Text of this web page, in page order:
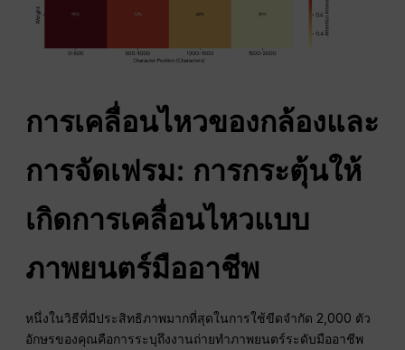
การเคลื่อนไหวของกล้องและ
การจัดเฟรม: การกระตุ้นให้
เกิดการเคลื่อนไหวแบบ
ภาพยนตร์มืออาชีพ
หนึ่งในวิธีที่มีประสิทธิภาพมากที่สุดในการใช้ขีดจำกัด 2,000 ตัว
อักษรของคุณคือการระบุถึงงานถ่ายทำภาพยนตร์ระดับมืออาชีพ